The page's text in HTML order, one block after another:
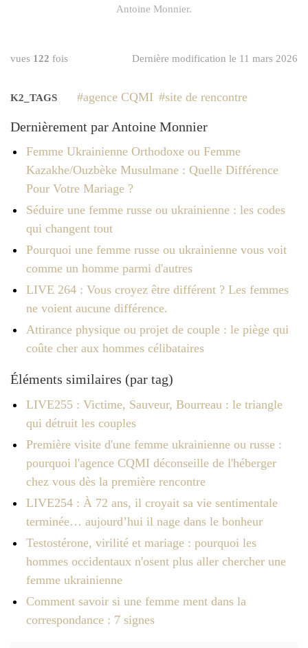
Antoine Monnier.
vues 122 fois Dernière modification le 11 mars 2026
K2_TAGS agence CQMI site de rencontre
Dernièrement par Antoine Monnier
Femme Ukrainienne Orthodoxe ou Femme
Kazakhe/Ouzbèke Musulmane : Quelle Différence
Pour Votre Mariage ?
Séduire une femme russe ou ukrainienne : les codes
qui changent tout
Pourquoi une femme russe ou ukrainienne vous voit
comme un homme parmi d'autres
LIVE 264 : Vous croyez être différent ? Les femmes
ne voient aucune différence.
Attirance physique ou projet de couple : le piège qui
coûte cher aux hommes célibataires
Éléments similaires (par tag)
LIVE255 : Victime, Sauveur, Bourreau : le triangle
qui détruit les couples
Première visite d'une femme ukrainienne ou russe :
pourquoi l'agence CQMI déconseille de l'héberger
chez vous dès la première rencontre
LIVE254 : À 72 ans, il croyait sa vie sentimentale
terminée… aujourd’hui il nage dans le bonheur
Testostérone, virilité et mariage : pourquoi les
hommes occidentaux n'osent plus aller chercher une
femme ukrainienne
Comment savoir si une femme ment dans la
correspondance : 7 signes